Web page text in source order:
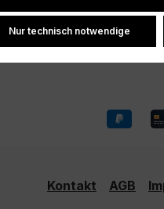
Widerrufsrecht
Versand und Zahlung
Kontakt AGB
Nur technisch notwendige